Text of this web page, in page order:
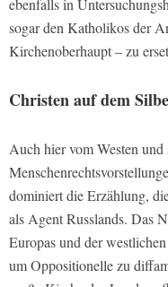
sogar den Katholikos der
Kirchenoberhaupt – zu
Christen auf dem
Auch hier vom Westen und
dominiert die Erzählung,
als Agent Russlands. Das
Europas und der
um Oppositionelle zu